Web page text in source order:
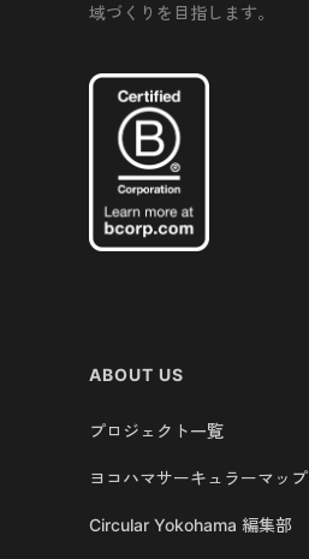
域づくりを目指します。
ABOUT US
プロジェクト一覧
ヨコハマサーキュラーマップ
Circular Yokohama 編集部